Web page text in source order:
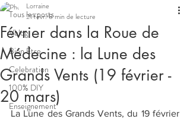
Tous les posts
Vblog
Bien Être
Celebration
100% DIY
Enseignement
Février dans la Roue de
Médecine : la Lune des
Grands Vents (19 février -
20 mars)
Lorraine
21 févr.8 min de lecture
La Lune des Grands Vents, du 19 février